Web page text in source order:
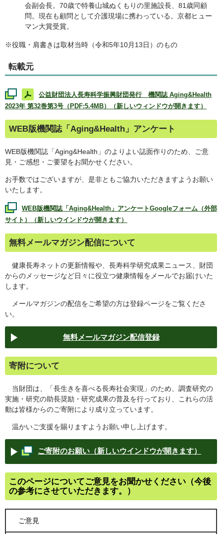
会副会長。70歳で特養山城ぬくもりの里施設長、81歳同顧
問。現在も顧問として介護現場に携わっている。京都ヒュー
マン大賞受賞。
※役職・肩書きは取材当時（令和5年10月13日）のもの
転載元
公益財団法人長寿科学振興財団発行 機関誌 Aging&Health
2023年 第32巻第3号（PDF:5.4MB）（新しいウィンドウが開きます）
WEB版機関誌「 Aging&Health 」アンケート
WEB版機関誌「Aging&Health 」のよりよい誌面作りのため、ご意
見・ご感想・ご要望をお聞かせください。
お手数ではございますが、是非ともご協力いただきますようお願い
いたします。
WEB版機関誌「Aging&Health 」アンケートGoogleフォーム（外部
サイト）（新しいウインドウが開きます）
無料メールマガジン配信について
健康長寿ネットの更新情報や、長寿科学研究成果ニュース、財団
からのメッセージなど日々に役立つ健康情報をメールでお届けいた
します。
メールマガジンの配信をご希望の方は登録ページをご覧くださ
い。
無料メールマガジン配信登録
寄附について
当財団は、「長生きを喜べる長寿社会実現」のため、調査研究の
実施・研究の助長奨励・研究成果の普及を行っており、これらの活
動は皆様からのご寄附により成り立っています。
温かいご支援を賜りますようお願い申し上げます。
ご寄附のお願い（新しいウインドウが開きます）
このページについてご意見をお聞かせください（今後
の参考にさせていただきます。）
ご意見